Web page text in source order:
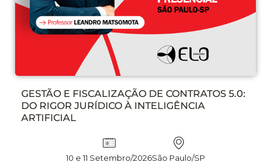
GESTÃO E FISCALIZAÇÃO DE CONTRATOS 5.0:
DO RIGOR JURÍDICO À INTELIGÊNCIA
ARTIFICIAL
10 e 11 Setembro/2026São Paulo/SP